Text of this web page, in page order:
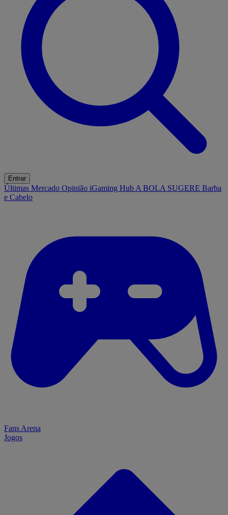
Entrar
Últimas Mercado Opinião iGaming Hub A BOLA SUGERE Barba
e Cabelo
Fans Arena
Jogos